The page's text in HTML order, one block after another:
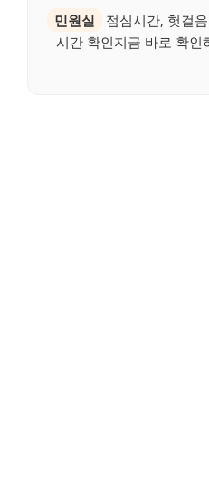
민원실
점심시간, 헛걸
시간 확인지금 바로 확인